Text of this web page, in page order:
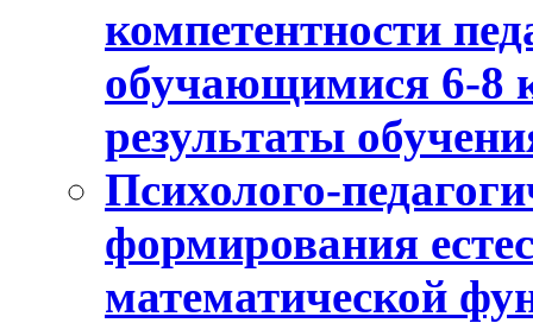
компетентности
обучающимися 6-8
результаты
Психолого-
формирования
математической